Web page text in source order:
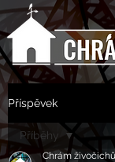
Příspěvek
Příběhy
Chrám živočichů